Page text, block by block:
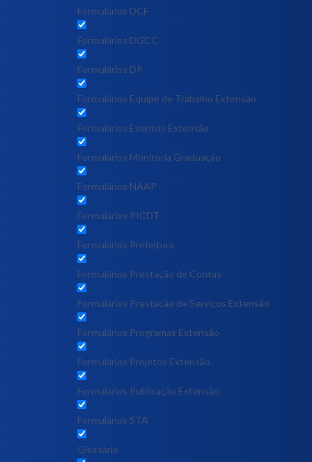
Formulários DCF
Formulários DGCC
Formulários DP
Formulários Equipe de Trabalho Extensão
Formulários Eventos Extensão
Formulários Monitoria Graduação
Formulários NAAP
Formulários PICDT
Formulários Prefeitura
Formulários Prestação de Contas
Formulários Prestação de Serviços Extensão
Formulários Programas Extensão
Formulários Projetos Extensão
Formulários Publicação Extensão
Formulários STA
Glossário